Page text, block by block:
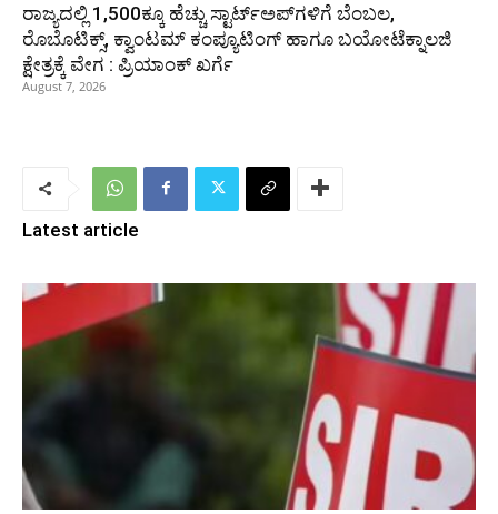
ರಾಜ್ಯದಲ್ಲಿ 1,500ಕ್ಕೂ ಹೆಚ್ಚು ಸ್ಟಾರ್ಟ್‌ಅಪ್‌ಗಳಿಗೆ ಬೆಂಬಲ,
ರೊಬೊಟಿಕ್ಸ್, ಕ್ವಾಂಟಮ್ ಕಂಪ್ಯೂಟಿಂಗ್ ಹಾಗೂ ಬಯೋಟೆಕ್ನಾಲಜಿ
ಕ್ಷೇತ್ರಕ್ಕೆ ವೇಗ : ಪ್ರಿಯಾಂಕ್‌ ಖರ್ಗೆ
August 7, 2026
Latest article